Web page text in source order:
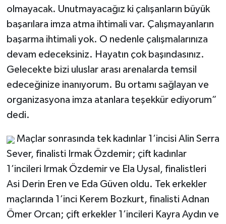
olmayacak. Unutmayacağız ki çalışanların büyük
başarılara imza atma ihtimali var. Çalışmayanların
başarma ihtimali yok. O nedenle çalışmalarınıza
devam edeceksiniz. Hayatın çok başındasınız.
Gelecekte bizi uluslar arası arenalarda temsil
edeceğinize inanıyorum. Bu ortamı sağlayan ve
organizasyona imza atanlara teşekkür ediyorum”
dedi.
Maçlar sonrasında tek kadınlar 1’incisi Alin Serra
Sever, finalisti Irmak Özdemir; çift kadınlar
1’incileri Irmak Özdemir ve Ela Uysal, finalistleri
Asi Derin Eren ve Eda Güven oldu. Tek erkekler
maçlarında 1’inci Kerem Bozkurt, finalisti Adnan
Ömer Orcan; çift erkekler 1’incileri Kayra Aydın ve